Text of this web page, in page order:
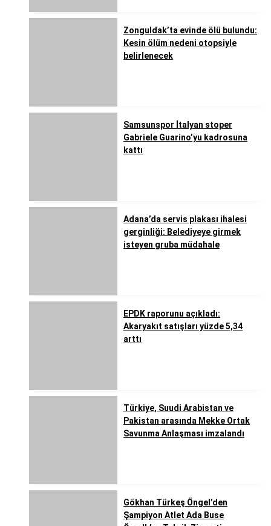
Zonguldak’ta evinde ölü bulundu:
Kesin ölüm nedeni otopsiyle
belirlenecek
Samsunspor İtalyan stoper
Gabriele Guarino’yu kadrosuna
kattı
Adana’da servis plakası ihalesi
gerginliği: Belediyeye girmek
isteyen gruba müdahale
EPDK raporunu açıkladı:
Akaryakıt satışları yüzde 5,34
arttı
Türkiye, Suudi Arabistan ve
Pakistan arasında Mekke Ortak
Savunma Anlaşması imzalandı
Gökhan Türkeş Öngel’den
Şampiyon Atlet Ada Buse